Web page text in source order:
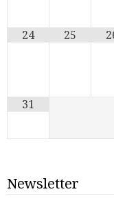
24 25
31
Newsletter